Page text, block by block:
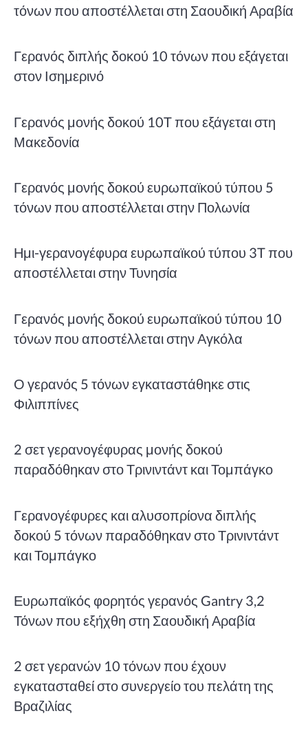
τόνων που αποστέλλεται στη Σαουδική Αραβία
Γερανός διπλής δοκού 10 τόνων που εξάγεται
στον Ισημερινό
Γερανός μονής δοκού 10T που εξάγεται στη
Μακεδονία
Γερανός μονής δοκού ευρωπαϊκού τύπου 5
τόνων που αποστέλλεται στην Πολωνία
Ημι-γερανογέφυρα ευρωπαϊκού τύπου 3T που
αποστέλλεται στην Τυνησία
Γερανός μονής δοκού ευρωπαϊκού τύπου 10
τόνων που αποστέλλεται στην Αγκόλα
Ο γερανός 5 τόνων εγκαταστάθηκε στις
Φιλιππίνες
2 σετ γερανογέφυρας μονής δοκού
παραδόθηκαν στο Τρινιντάντ και Τομπάγκο
Γερανογέφυρες και αλυσοπρίονα διπλής
δοκού 5 τόνων παραδόθηκαν στο Τρινιντάντ
και Τομπάγκο
Ευρωπαϊκός φορητός γερανός Gantry 3,2
Τόνων που εξήχθη στη Σαουδική Αραβία
2 σετ γερανών 10 τόνων που έχουν
εγκατασταθεί στο συνεργείο του πελάτη της
Βραζιλίας